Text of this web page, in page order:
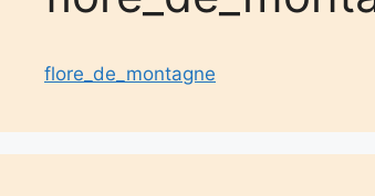
flore_de_montagne